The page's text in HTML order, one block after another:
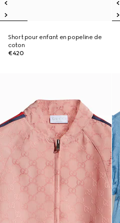
Short pour enfant en popeline de
coton
€420